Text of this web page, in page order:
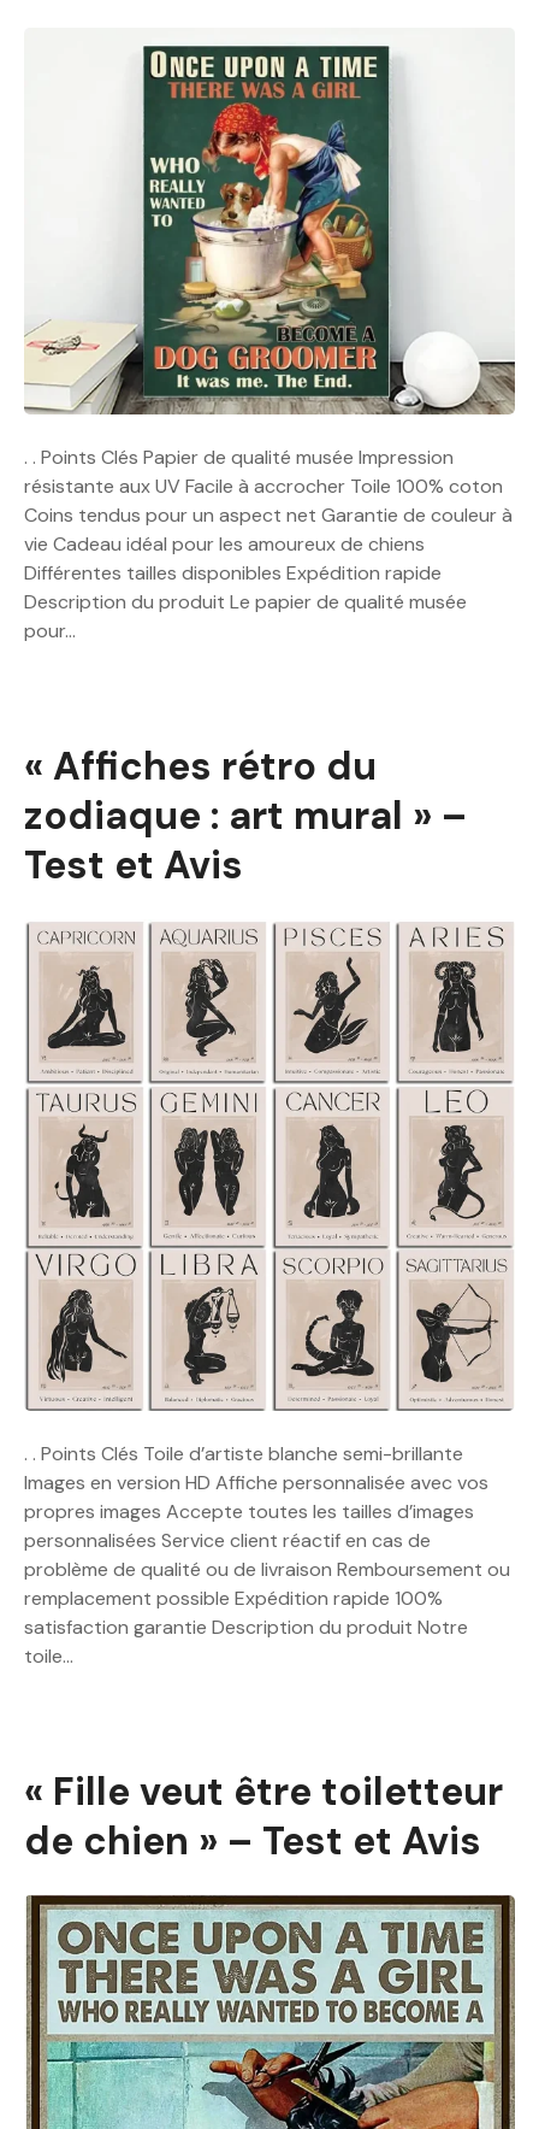
. . Points Clés Papier de qualité musée Impression
résistante aux UV Facile à accrocher Toile 100% coton
Coins tendus pour un aspect net Garantie de couleur à
vie Cadeau idéal pour les amoureux de chiens
Différentes tailles disponibles Expédition rapide
Description du produit Le papier de qualité musée
pour…
« Affiches rétro du
zodiaque : art mural » –
Test et Avis
. . Points Clés Toile d’artiste blanche semi-brillante
Images en version HD Affiche personnalisée avec vos
propres images Accepte toutes les tailles d’images
personnalisées Service client réactif en cas de
problème de qualité ou de livraison Remboursement ou
remplacement possible Expédition rapide 100%
satisfaction garantie Description du produit Notre
toile…
« Fille veut être toiletteur
de chien » – Test et Avis